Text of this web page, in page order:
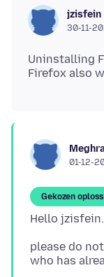
jzisfein
30-11-
Uninstalling
01-12-
Gekozen
please do